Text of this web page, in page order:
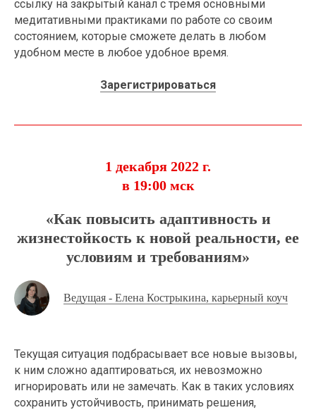
ссылку на закрытый канал с тремя основными
медитативными практиками по работе со своим
состоянием, которые сможете делать в любом
удобном месте в любое удобное время.
Зарегистрироваться
1 декабря 2022 г.
в 19:00 мск
«Как повысить адаптивность и
жизнестойкость к новой реальности, ее
условиям и требованиям»
Ведущая - Елена Кострыкина, карьерный коуч
Текущая ситуация подбрасывает все новые вызовы,
к ним сложно адаптироваться, их невозможно
игнорировать или не замечать. Как в таких условиях
сохранить устойчивость, принимать решения,